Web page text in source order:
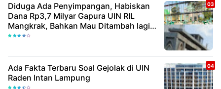
Diduga Ada Penyimpangan, Habiskan
Dana Rp3,7 Milyar Gapura UIN RIL
Mangkrak, Bahkan Mau Ditambah lagi 7
Milyar
Ada Fakta Terbaru Soal Gejolak di UIN
Raden Intan Lampung